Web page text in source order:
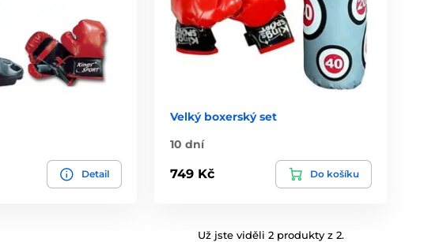
Detail
Velký boxerský set
10 dní
749 Kč Do košíku
Už jste viděli 2 produkty z 2.